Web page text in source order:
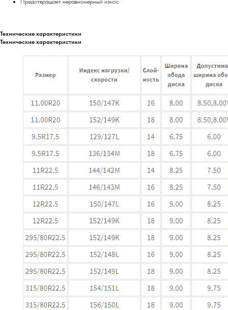
Предотвращает неравномерный износ
Технические характеристики
Технические характеристики